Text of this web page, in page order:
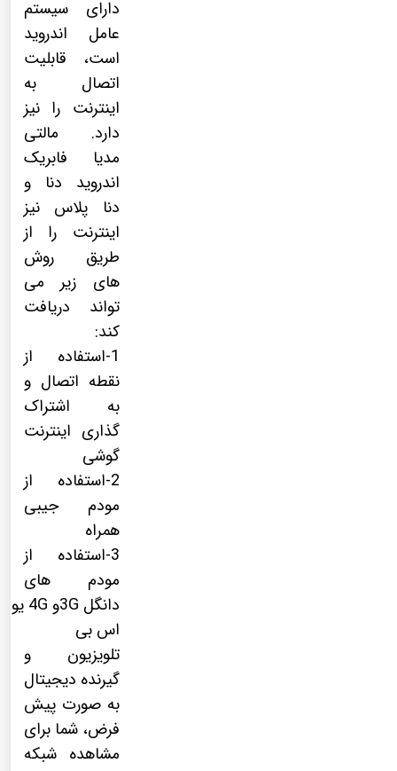
دارای سیستم
عامل اندروید
است، قابلیت
اتصال به
اینترنت را نیز
دارد. مالتی
مدیا فابریک
اندروید دنا و
دنا پلاس نیز
اینترنت را از
طریق روش
های زیر می
تواند دریافت
کند:
1-استفاده از
نقطه اتصال و
به اشتراک
گذاری اینترنت
گوشی
2-استفاده از
مودم جیبی
همراه
3-استفاده از
مودم های
دانگل 3Gو 4G یو
اس بی
تلویزیون و
گیرنده دیجیتال
به صورت پیش
فرض، شما برای
مشاهده شبکه